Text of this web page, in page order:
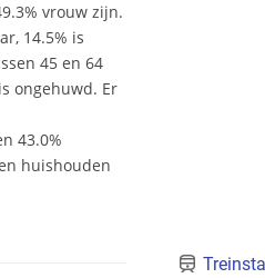
vrouw zijn.
14.5% is
45 en 64
ongehuwd. Er
43.0%
huishouden